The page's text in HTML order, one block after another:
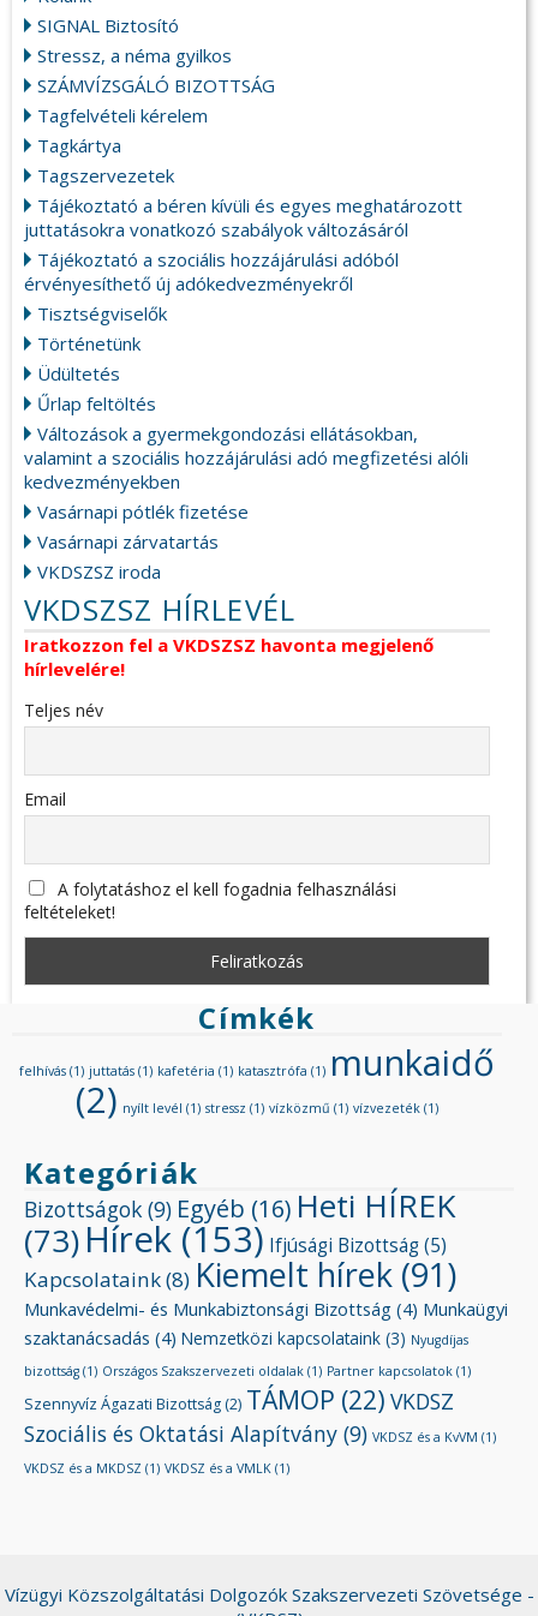
SIGNAL Biztosító
Stressz, a néma gyilkos
SZÁMVÍZSGÁLÓ BIZOTTSÁG
Tagfelvételi kérelem
Tagkártya
Tagszervezetek
Tájékoztató a béren kívüli és egyes meghatározott
juttatásokra vonatkozó szabályok változásáról
Tájékoztató a szociális hozzájárulási adóból
érvényesíthető új adókedvezményekről
Tisztségviselők
Történetünk
Üdültetés
Űrlap feltöltés
Változások a gyermekgondozási ellátásokban,
valamint a szociális hozzájárulási adó megfizetési alóli
kedvezményekben
Vasárnapi pótlék fizetése
Vasárnapi zárvatartás
VKDSZSZ iroda
VKDSZSZ HÍRLEVÉL
Iratkozzon fel a VKDSZSZ havonta megjelenő
hírlevelére!
Teljes név
Email
A folytatáshoz el kell fogadnia felhasználási
feltételeket!
Címkék
felhívás (1) juttatás (1) kafetéria (1) katasztrófa (1) munkaidő
(2) nyílt levél (1) stressz (1) vízközmű (1) vízvezeték (1)
Kategóriák
Bizottságok (9) Egyéb (16) Heti HÍREK
(73)Hírek (153) Ifjúsági Bizottság(5)
Kapcsolataink(8) Kiemelt hírek (91)
Munkavédelmi- és Munkabiztonsági Bizottság (4) Munkaügyi
szaktanácsadás (4) Nemzetközi kapcsolataink (3) Nyugdíjas
bizottság (1) Országos Szakszervezeti oldalak (1) Partner kapcsolatok (1)
Szennyvíz Ágazati Bizottság (2) TÁMOP (22) VKDSZ
Szociális és Oktatási Alapítvány (9) VKDSZ és a KvVM (1)
VKDSZ és a MKDSZ (1) VKDSZ és a VMLK (1)
Vízügyi Közszolgáltatási Dolgozók Szakszervezeti Szövetsége -